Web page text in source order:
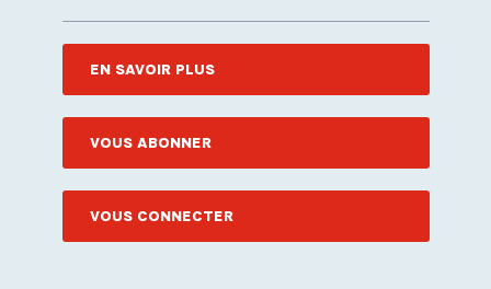
EN SAVOIR PLUS
VOUS ABONNER
VOUS CONNECTER